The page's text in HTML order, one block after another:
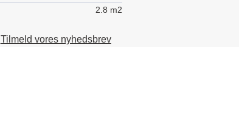
2.8 m2
Tilmeld vores nyhedsbrev